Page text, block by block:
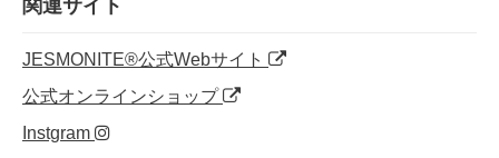
o
o
k
関連サイト
JESMONITE®公式Webサイト
公式オンラインショップ
Instgram